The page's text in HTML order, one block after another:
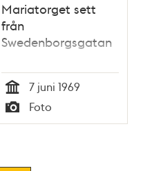
Mariatorget sett
från
Swedenborgsgatan
Tid
7 juni 1969
Typ
Foto